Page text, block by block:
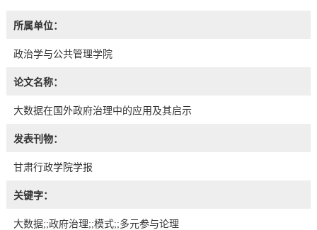
所属单位：
政治学与公共管理学院
论文名称：
大数据在国外政府治理中的应用及其启示
发表刊物：
甘肃行政学院学报
关键字：
大数据;;政府治理;;模式;;多元参与论理